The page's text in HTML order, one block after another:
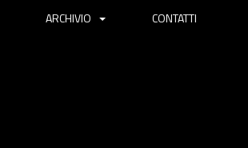
ARCHIVIO CONTATTI